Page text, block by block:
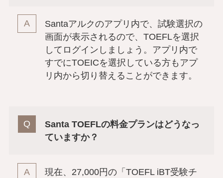
Santaアルクのアプリ内で、試験選択の
画面が表示されるので、TOEFLを選択
してログインしましょう。アプリ内で
すでにTOEICを選択している方もアプ
リ内から切り替えることができます。
Santa TOEFLの料金プランはどうなっ
ていますか？
現在、27,000円の「TOEFL iBT受験チ